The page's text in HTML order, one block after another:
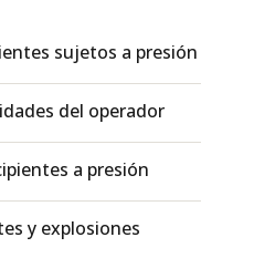
sujetos a presión
del operador
a presión
y explosiones